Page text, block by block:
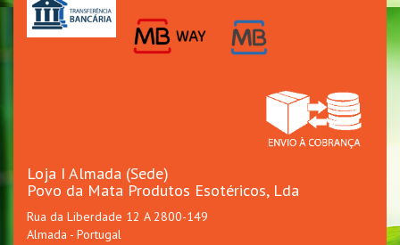
Loja I Almada (Sede)
Povo da Mata Produtos Esotéricos, Lda
Rua da Liberdade 12 A 2800-149
Almada - Portugal